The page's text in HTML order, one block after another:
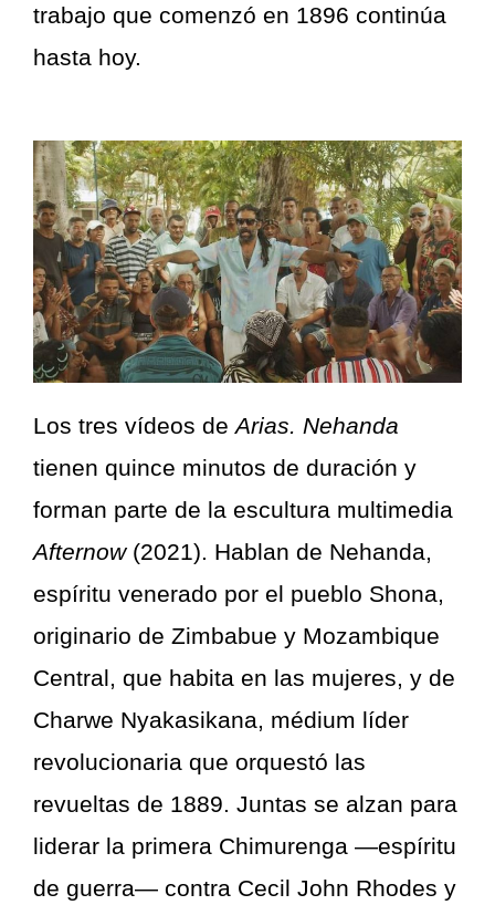
trabajo que comenzó en 1896 continúa
hasta hoy.
Los tres vídeos deArias. Nehanda
tienen quince minutos de duración y
forman parte de la escultura multimedia ​​
Afternow(2021). Hablan de Nehanda,
espíritu venerado por el pueblo Shona,
originario de Zimbabue y Mozambique
Central, que habita en las mujeres, y de
Charwe Nyakasikana, médium líder
revolucionaria que orquestó las
revueltas de 1889. Juntas se alzan para
liderar la primera Chimurenga —espíritu
de guerra— contra Cecil John Rhodes y